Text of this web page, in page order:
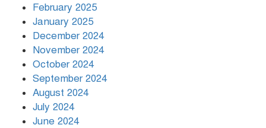
February 2025
January 2025
December 2024
November 2024
October 2024
September 2024
August 2024
July 2024
June 2024